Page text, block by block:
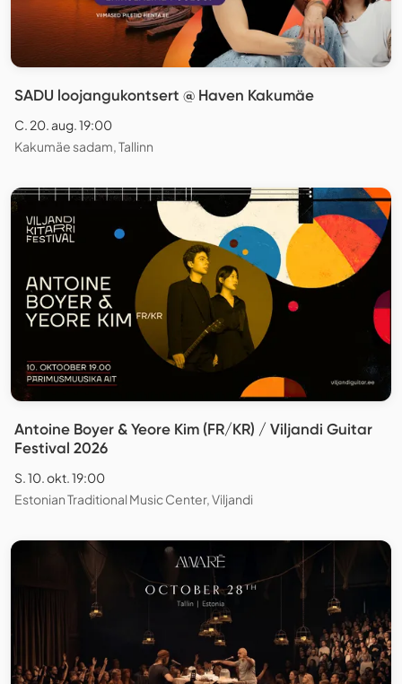
SADU loojangukontsert @ Haven Kakumäe
C. 20. aug. 19:00
Kakumäe sadam, Tallinn
Antoine Boyer & Yeore Kim (FR/KR) / Viljandi Guitar
Festival 2026
S. 10. okt. 19:00
Estonian Traditional Music Center, Viljandi